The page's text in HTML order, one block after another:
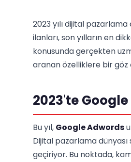
2023 yılı dijital
ilanları, son yılların en
konusunda gerçekten
aranan özelliklere bir göz
2023'te
Bu yıl, Google Adwords
Dijital pazarlama
geçiriyor. Bu noktada,